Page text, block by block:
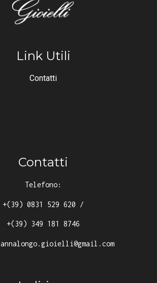
Link Utili
Contatti
Contatti
Telefono:
+(39) 0831 529 620 /
+(39) 349 181 8746
annalongo.gioielli@gmail.com